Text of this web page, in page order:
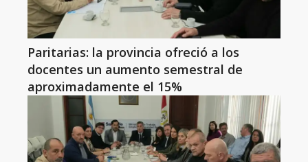
Paritarias: la provincia ofreció a los
docentes un aumento semestral de
aproximadamente el 15%